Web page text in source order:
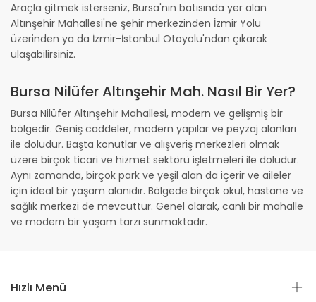
Araçla gitmek isterseniz, Bursa'nın batısında yer alan
Altınşehir Mahallesi'ne şehir merkezinden İzmir Yolu
üzerinden ya da İzmir-İstanbul Otoyolu'ndan çıkarak
ulaşabilirsiniz.
Bursa Nilüfer Altınşehir Mah. Nasıl Bir Yer?
Bursa Nilüfer Altınşehir Mahallesi, modern ve gelişmiş bir
bölgedir. Geniş caddeler, modern yapılar ve peyzaj alanları
ile doludur. Başta konutlar ve alışveriş merkezleri olmak
üzere birçok ticari ve hizmet sektörü işletmeleri ile doludur.
Aynı zamanda, birçok park ve yeşil alan da içerir ve aileler
için ideal bir yaşam alanıdır. Bölgede birçok okul, hastane ve
sağlık merkezi de mevcuttur. Genel olarak, canlı bir mahalle
ve modern bir yaşam tarzı sunmaktadır.
Hızlı Menü